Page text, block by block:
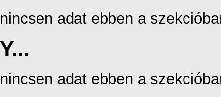
nincsen adat ebben a
Y...
nincsen adat ebben a